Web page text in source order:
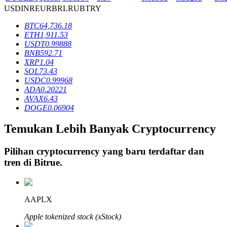
Penguncian BTR
Investasi eksklusif untuk pemegang BTR
Pinjaman
USDINREURBRLRUBTRY
BTC64,736.18
ETH1,911.53
USDT0.99888
BNB592.71
XRP1.04
SOL73.43
USDC0.99968
ADA0.20221
AVAX6.43
DOGE0.06904
Temukan Lebih Banyak Cryptocurrency
Pilihan cryptocurrency yang baru terdaftar dan
tren di Bitrue.
AAPLX
Apple tokenized stock (xStock)